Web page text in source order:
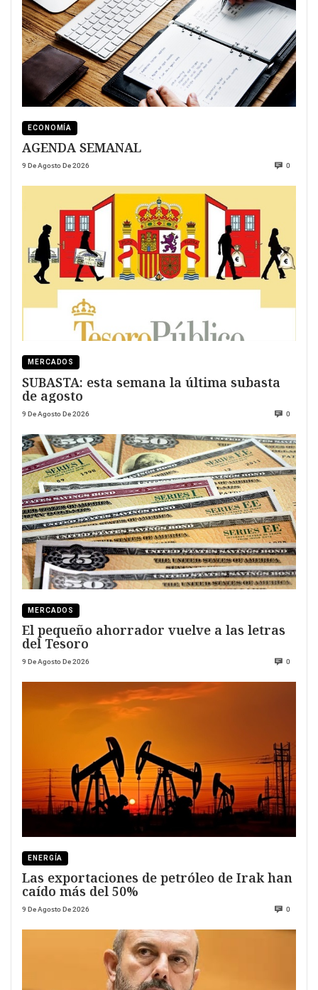
ECONOMÍA
AGENDA SEMANAL
9 De Agosto De 2026 0
MERCADOS
SUBASTA: esta semana la última subasta
de agosto
9 De Agosto De 2026 0
MERCADOS
El pequeño ahorrador vuelve a las letras
del Tesoro
9 De Agosto De 2026 0
ENERGÍA
Las exportaciones de petróleo de Irak han
caído más del 50%
9 De Agosto De 2026 0